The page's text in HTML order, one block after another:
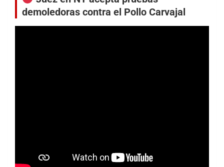
demoledoras contra el Pollo Carvajal